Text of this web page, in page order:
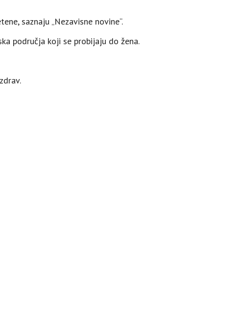
saznaju „Nezavisne novine“.
područja koji se probijaju do žena.